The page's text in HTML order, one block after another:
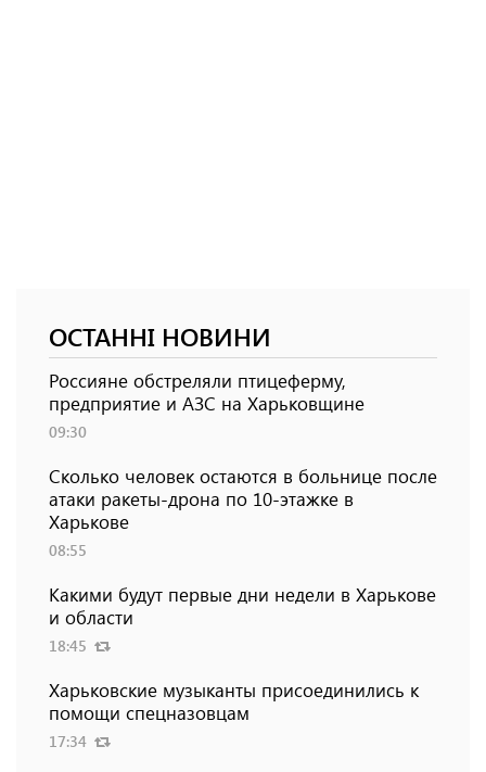
ОСТАННІ НОВИНИ
Россияне обстреляли птицеферму,
предприятие и АЗС на Харьковщине
09:30
Сколько человек остаются в больнице после
атаки ракеты-дрона по 10-этажке в
Харькове
08:55
Какими будут первые дни недели в Харькове
и области
18:45
Харьковские музыканты присоединились к
помощи спецназовцам
17:34